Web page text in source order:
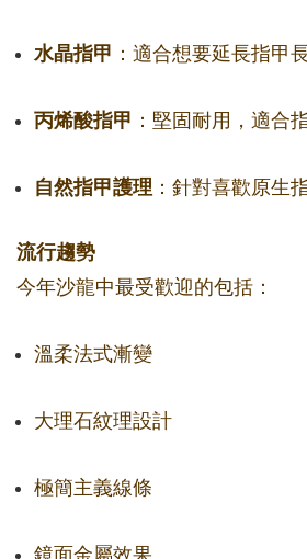
水晶指甲 ：適合想要延長指甲
丙烯酸指甲 ：堅固耐用，適合
自然指甲護理 ：針對喜歡原生
流行趨勢
今年沙龍中最受歡迎的包括：
溫柔法式漸變
大理石紋理設計
極簡主義線條